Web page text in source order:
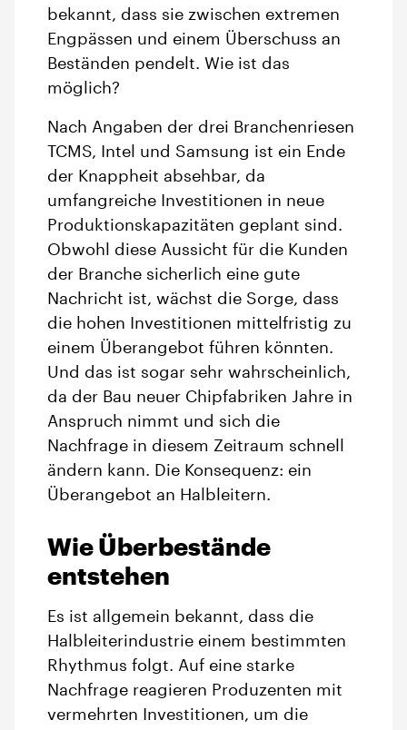
bekannt, dass sie zwischen extremen
Engpässen und einem Überschuss an
Beständen pendelt. Wie ist das
möglich?
Nach Angaben der drei Branchenriesen
TCMS, Intel und Samsung ist ein Ende
der Knappheit absehbar, da
umfangreiche Investitionen in neue
Produktionskapazitäten geplant sind.
Obwohl diese Aussicht für die Kunden
der Branche sicherlich eine gute
Nachricht ist, wächst die Sorge, dass
die hohen Investitionen mittelfristig zu
einem Überangebot führen könnten.
Und das ist sogar sehr wahrscheinlich,
da der Bau neuer Chipfabriken Jahre in
Anspruch nimmt und sich die
Nachfrage in diesem Zeitraum schnell
ändern kann. Die Konsequenz: ein
Überangebot an Halbleitern.
Wie Überbestände
entstehen
Es ist allgemein bekannt, dass die
Halbleiterindustrie einem bestimmten
Rhythmus folgt. Auf eine starke
Nachfrage reagieren Produzenten mit
vermehrten Investitionen, um die